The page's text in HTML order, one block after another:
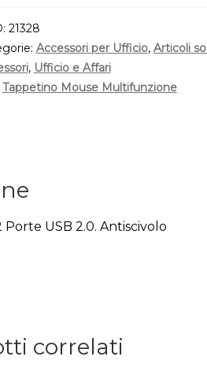
21328
Accessori per Ufficio, Articoli
, Ufficio e Affari
Tappetino Mouse Multifunzione
Porte USB 2.0. Antiscivolo
correlati